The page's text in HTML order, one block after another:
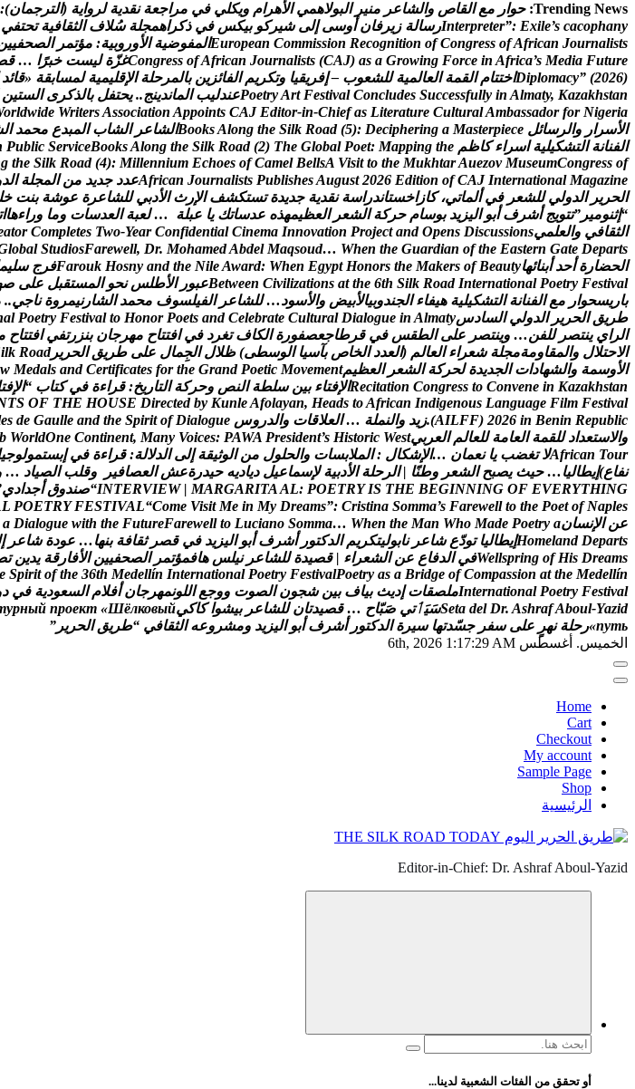
Trending News: حوار مع القاص والشاعر منير البولهمي الهرام ويكلي في مراجعة نقدية لر واية (الترجمان)
:
Interpreter”: Exile’s cacophany رسالة زيرفان أوسى إلى شيركو بيكس في ذكراهمجلة سلف الثقافية تحتفي
European Commission Recognition of Congress ofAfrican Journalists المفوضية الور وبية: مؤتمر الصحفيي
Congress ofAfrican Journalists (CAJ) as a Growing Force in Africa’s Media Future غزة ليست خبرا … ق
Diplomacy” (2026) اختتام القمة العالمية للشعوب – إفريقيا وتكريم الفائزين بالمرحلة القليمية لمسابقة «قائد
PoetryArt Festival Concludes Successfully in Almaty, Kazakhstan عندليب الماندينج.
. يحتفل بالذكرى الستين
orldwide WritersAssociation Appoints CAJ Editor-in-Chief as Literature CulturalAmbassador for Nigeria
السرار والرسائل BooksAlong the Silk Road (5): Deciphering a Masterpiece الشاعر الشاب المبدع محمد ال
الفنانة التشكيلية اسراء كاظم Public ServiceBooksAlong the Silk Road (2) The Global Poet: Mapping the
g the Silk Road (4): Millennium Echoes of Camel BellsA Visit to the MukhtarAuezov MuseumCongress of
African Journalists PublishesAugust 2026 Edition of CAJ International Magazine عدد جديد من المجلة الد
الحرير الدولي للشعر في ألماتي، كازاخستاندراسة نقدية جديدة تستكشف الرث الدبي للشاعرة عوشة بنت خ
“إثنومير ”تتويج أشرف أبو اليزيد بوسام حركة الشعر العظيمهذه عدساتك يا عبلة … لعبة العدسات وما وراءهاا
الثقافي والعلمي ator Completes Two-Year Confidential Cinema Innovation Project and Opens Discussions
lobal StudiosFarewell, Dr. MohamedAbdel Maqsoud… When the Guardian of the Eastern Gate Departs
الحضارة أحد أبنائها Farouk Hosny and the NileAward: When Egypt Honors the Makers of Beauty فرج سليم
Between Civilizations at the 6th Silk Road International Poetry Festival عبور الطلس نحو المستقبل على ص
باريسحوار مع الفنانة التشكيلية هيفاء الجندوبيالبيض والسود… للشاعر الفيلسوف محمد الشارنيمر وة ناجي.
.
طريق الحرير الدولي السادس al Poetry Festival to Honor Poets and Celebrate Cultural Dialogue in Almaty
الراي ينتصر للفن… وينتصر على الطقس في قرطاجعصفورة الكاف تغرد في افتتاح مهرجان بنزرتفي افتتاح
الحتلل والمقاومةمجلة شعراء العالم (العدد الخاص بآسيا الوسطى) ظلل الجمال على طريق الحرير ilk Road
الوسمة والشهادات الجديدة لحركة الشعر العظيم w Medals and Certificates for the Grand Poetic Movement
Recitation Congress to Convene in Kazakhstan الفتاء بين سلطة النص وحركة التاريخ: قراءة في كتاب “الفت
TS OF THE HOUSE Directed by KunleAfolayan, Heads toAfrican Indigenous Language Film Festival
(AILFF) 2026 in Benin Republic
.زيد والنملة … العلقات والدر وس es de Gaulle and the Spirit of Dialogue
والستعداد للقمة العامة للعالم العربي b WorldOne Continent, Many Voices: PAWA President’s Historic West
African Tour ل تغضب يا نعمان …الشكال : الملبسات والحلول من الوثيقة إلى الدللة: قراءة في إبستمولوجي
نفاع)إيطاليا… حيث يصبح الشعر وطنا | الرحلة الدبية لسماعيل دياديه حيدرةعش العصافير وقلب الصياد …
INTERVIEW | MARGARITA AL: POETRY IS THE BEGINNING OF EVERYTHING
“صندوق أجدادي
L POETRY FESTIVAL“Come Visit Me in My Dreams”: Cristina Somma’s Farewell to the Poet of Naples
عن النسان a Dialogue with the FutureFarewell to Luciano Somma… When the Man Who Made Poetry a
Homeland Departs إيطاليا تودع شاعر نابوليتكريم الدكتور أشرف أبو اليزيد في قصر ثقافة بنها… عودة شاعر إ
Wellspring of His Dreams في الدفاع عن الشعراء | قصيدة للشاعر نيلس هافمؤتمر الصحفيين الفارقة يدين ت
e Spirit of the 36th Medellín International Poetry FestivalPoetry as a Bridge of Compassion at the Medellín
International Poetry Festival ملصقات إديث بياف بين شجون الصوت ووجع اللونمهرجان أفلم السعودية في د
Seta del Dr. AshrafAboul-Yazid سيٲتي صباح … قصيدتان للشاعر بيشوا كاكي урный проект «Шёлковый
путь
»رحلة نهر على سفر جسدتها سيرة الدكتور أشرف أبو اليزيد ومشر وعه الثقافي “طريق الحرير ”
الخميس. أغسطس 6th, 2026 1:17:30 AM
Home
Cart
Checkout
My account
Sample Page
Shop
الرئيسية
Editor-in-Chief: Dr. Ashraf Aboul-Yazid
البحث
أو تحقق من الفئات الشعبية لدينا...